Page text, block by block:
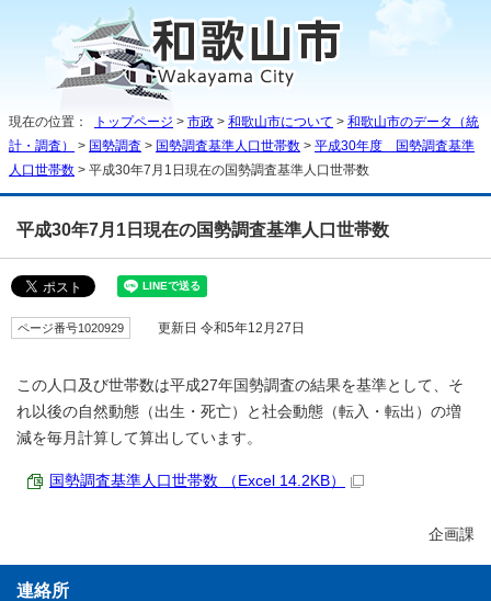
現在の位置： トップページ > 市政 > 和歌山市について > 和歌山市のデータ（統
計・調査）
> 国勢調査 > 国勢調査基準人口世帯数 > 平成30年度 国勢調査基準
人口世帯数 > 平成30年7月1日現在の国勢調査基準人口世帯数
平成30年7月1日現在の国勢調査基準人口世帯数
ページ番号1020929 更新日 令和5年12月27日
この人口及び世帯数は平成27年国勢調査の結果を基準として、そ
れ以後の自然動態（出生・死亡）と社会動態（転入・転出）の増
減を毎月計算して算出しています。
国勢調査基準人口世帯数 （Excel 14.2KB）
企画課
連絡所